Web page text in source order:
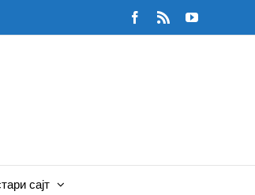
Facebook
Rss YouTube
сајт